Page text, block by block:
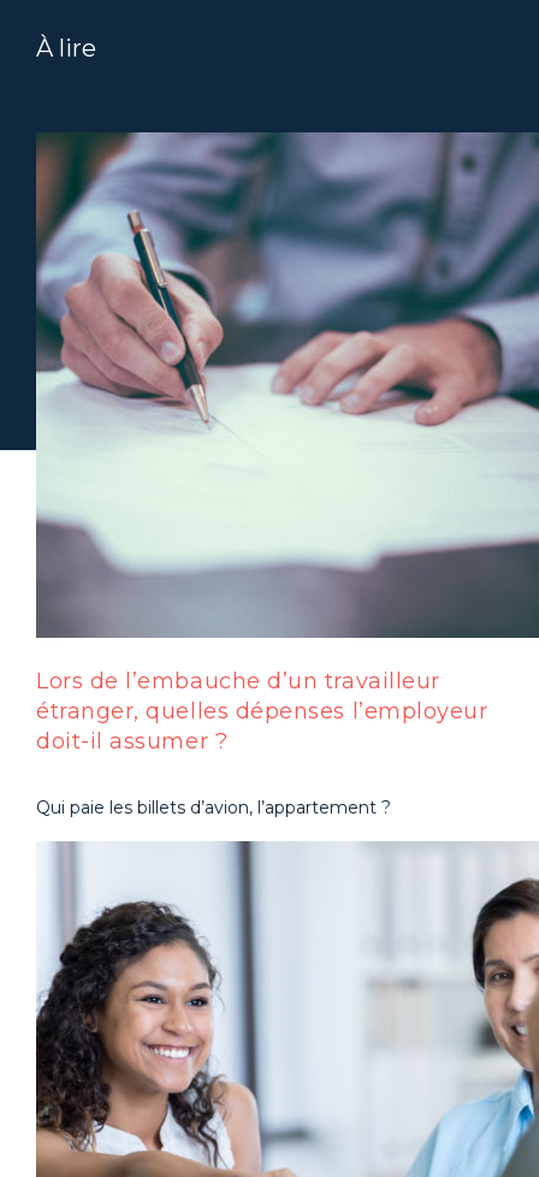
À lire
Lors de l’embauche d’un travailleur
étranger, quelles dépenses l’employeur
doit-il assumer ?
Qui paie les billets d’avion, l’appartement ?